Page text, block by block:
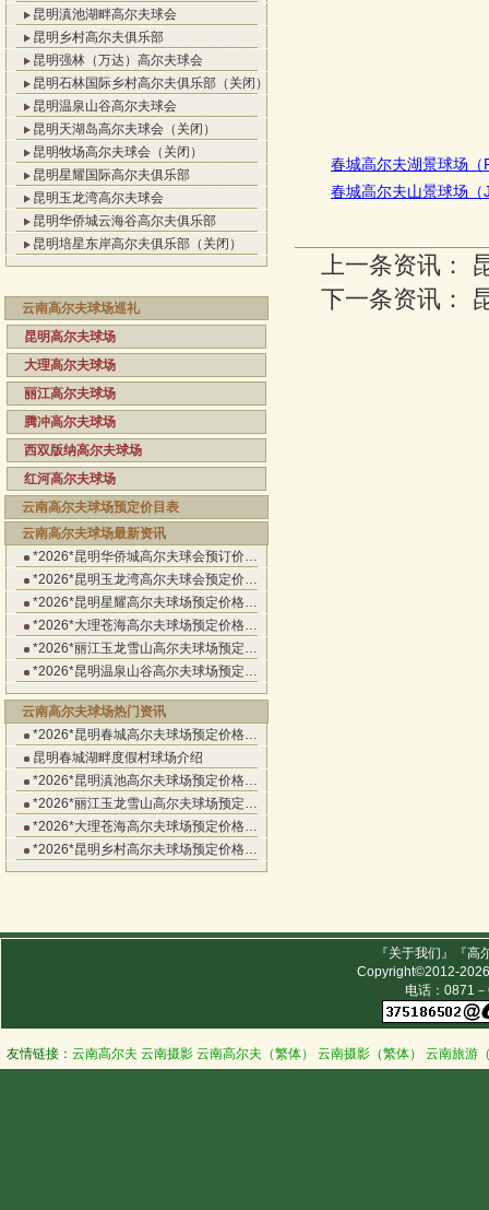
昆明滇池湖畔高尔夫球会
昆明乡村高尔夫俱乐部
昆明强林（万达）高尔夫球会
昆明石林国际乡村高尔夫俱乐部（关闭）
昆明温泉山谷高尔夫球会
昆明天湖岛高尔夫球会（关闭）
昆明牧场高尔夫球会（关闭）
昆明星耀国际高尔夫俱乐部
昆明玉龙湾高尔夫球会
昆明华侨城云海谷高尔夫俱乐部
昆明培星东岸高尔夫俱乐部（关闭）
云南高尔夫球场巡礼
昆明高尔夫球场
大理高尔夫球场
丽江高尔夫球场
腾冲高尔夫球场
西双版纳高尔夫球场
红河高尔夫球场
云南高尔夫球场预定价目表
云南高尔夫球场最新资讯
*2026*昆明华侨城高尔夫球会预订价…
*2026*昆明玉龙湾高尔夫球会预定价…
*2026*昆明星耀高尔夫球场预定价格…
*2026*大理苍海高尔夫球场预定价格…
*2026*丽江玉龙雪山高尔夫球场预定…
*2026*昆明温泉山谷高尔夫球场预定…
云南高尔夫球场热门资讯
*2026*昆明春城高尔夫球场预定价格…
昆明春城湖畔度假村球场介绍
*2026*昆明滇池高尔夫球场预定价格…
*2026*丽江玉龙雪山高尔夫球场预定…
*2026*大理苍海高尔夫球场预定价格…
*2026*昆明乡村高尔夫球场预定价格…
春城高尔夫湖景球场（
春城高尔夫山景球场（
上一条资讯：
下一条资讯：
『关于我们』『高
Copyright©2012-2026
电话：0871
友情链接： 云南高尔夫 云南摄影 云南高尔夫（繁体） 云南摄影（繁体） 云南旅游